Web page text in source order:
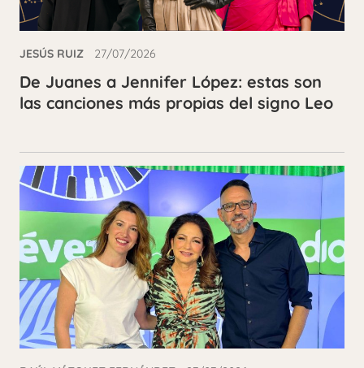
JESÚS RUIZ 27/07/2026
De Juanes a Jennifer López: estas son
las canciones más propias del signo Leo